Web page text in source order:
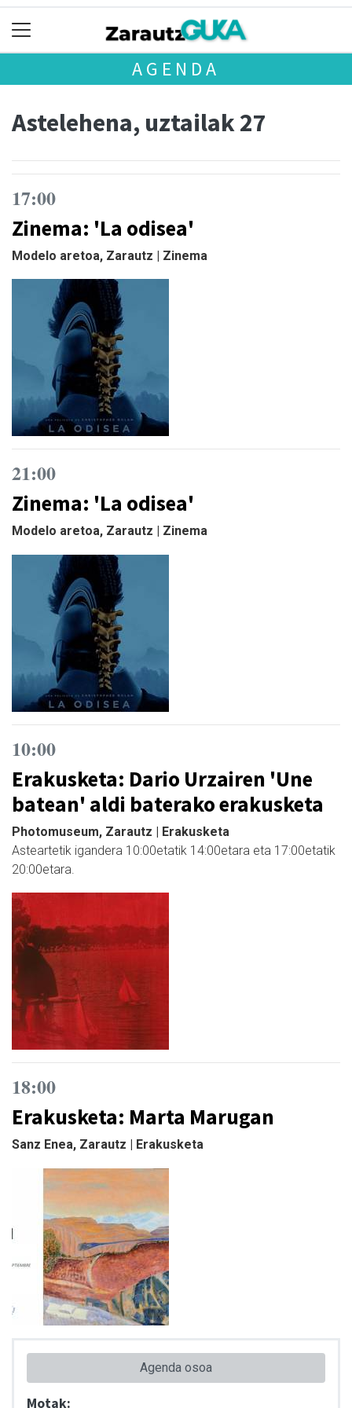
AGENDA
Astelehena, uztailak 27
17:00
Zinema: 'La odisea'
Modelo aretoa, Zarautz | Zinema
21:00
Zinema: 'La odisea'
Modelo aretoa, Zarautz | Zinema
10:00
Erakusketa: Dario Urzairen 'Une
batean' aldi baterako erakusketa
Photomuseum, Zarautz | Erakusketa
Asteartetik igandera 10:00etatik 14:00etara eta 17:00etatik
20:00etara.
18:00
Erakusketa: Marta Marugan
Sanz Enea, Zarautz | Erakusketa
Agenda osoa
Motak: